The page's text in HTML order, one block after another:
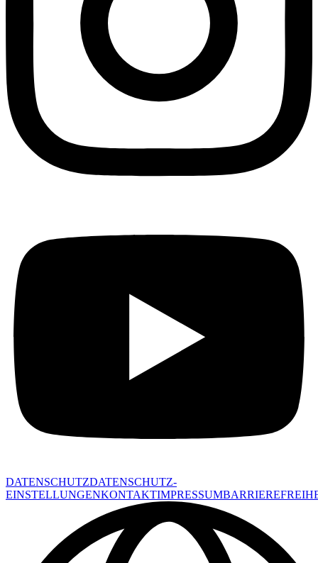
DATENSCHUTZDATENSCHUTZ-
EINSTELLUNGENKONTAKTIMPRESSUM